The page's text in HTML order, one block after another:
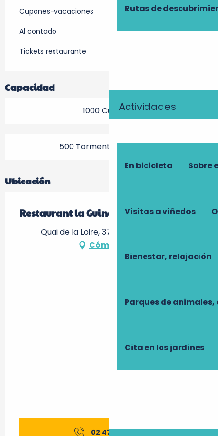
Rutas de
Actividades
En bicicleta Sobre
Visitas a viñedos
Bienestar, relajación
Parques de
Cita en los jardines
Cupones-vacaciones
Al contado
Tickets restaurante
Capacidad
1000 Cubierto
500 Tormenta (s) terraza
Ubicación
Restaurant la Guinguette de Lulu parc
Quai de la Loire, 37210 Rochecorbon
Cómo llegar
02 47 52 54